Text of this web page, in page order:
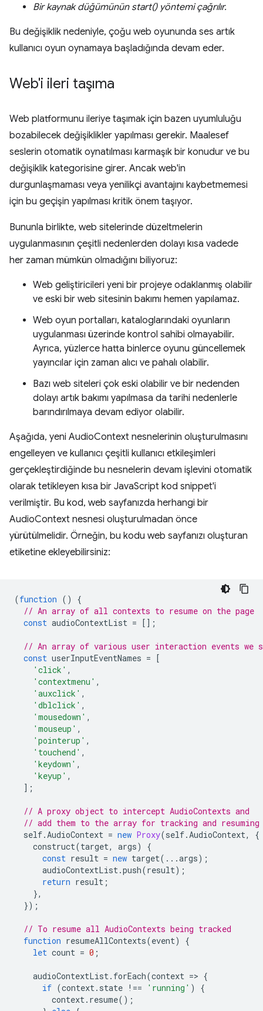
Bir kaynak düğümünün start() yöntemi çağrılır.
Bu değişiklik nedeniyle, çoğu web oyununda ses artık
kullanıcı oyun oynamaya başladığında devam eder.
Web'i ileri taşıma
Web platformunu ileriye taşımak için bazen uyumluluğu
bozabilecek değişiklikler yapılması gerekir. Maalesef
seslerin otomatik oynatılması karmaşık bir konudur ve bu
değişiklik kategorisine girer. Ancak web'in
durgunlaşmaması veya yenilikçi avantajını kaybetmemesi
için bu geçişin yapılması kritik önem taşıyor.
Bununla birlikte, web sitelerinde düzeltmelerin
uygulanmasının çeşitli nedenlerden dolayı kısa vadede
her zaman mümkün olmadığını biliyoruz:
Web geliştiricileri yeni bir projeye odaklanmış olabilir
ve eski bir web sitesinin bakımı hemen yapılamaz.
Web oyun portalları, kataloglarındaki oyunların
uygulanması üzerinde kontrol sahibi olmayabilir.
Ayrıca, yüzlerce hatta binlerce oyunu güncellemek
yayıncılar için zaman alıcı ve pahalı olabilir.
Bazı web siteleri çok eski olabilir ve bir nedenden
dolayı artık bakımı yapılmasa da tarihi nedenlerle
barındırılmaya devam ediyor olabilir.
Aşağıda, yeni AudioContext nesnelerinin oluşturulmasını
engelleyen ve kullanıcı çeşitli kullanıcı etkileşimleri
gerçekleştirdiğinde bu nesnelerin devam işlevini otomatik
olarak tetikleyen kısa bir JavaScript kod snippet'i
verilmiştir. Bu kod, web sayfanızda herhangi bir
AudioContext nesnesi oluşturulmadan önce
yürütülmelidir. Örneğin, bu kodu web sayfanızı oluşturan
etiketine ekleyebilirsiniz:
(function ()
{
// An array of all contexts to resume on the page
const audioContextList = [];
// An array of various user interaction events we
const userInputEventNames = [
'click' ,
'contextmenu' ,
'auxclick' ,
'dblclick' ,
'mousedown' ,
'mouseup' ,
'pointerup' ,
'touchend' ,
'keydown' ,
'keyup' ,
];
// A proxy object to intercept AudioContexts and
// add them to the array for tracking and
self.AudioContext = new Proxy(self.AudioContext,
{
construct(target, args)
{
const result = new target(...args);
audioContextList.push(result);
return result ;
},
});
// To resume all AudioContexts being tracked
function resumeAllContexts(event)
{
let count = 0 ;
audioContextList. forEach(context => {
if (context. state !== 'running' )
{
context. resume();